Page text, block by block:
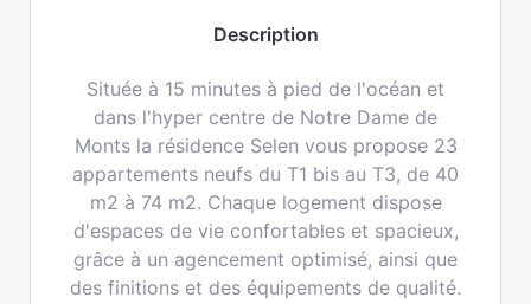
Description
Située à 15 minutes à pied de l'océan et
dans l'hyper centre de Notre Dame de
Monts la résidence Selen vous propose 23
appartements neufs du T1 bis au T3, de 40
m2 à 74 m2. Chaque logement dispose
d'espaces de vie confortables et spacieux,
grâce à un agencement optimisé, ainsi que
des finitions et des équipements de qualité.